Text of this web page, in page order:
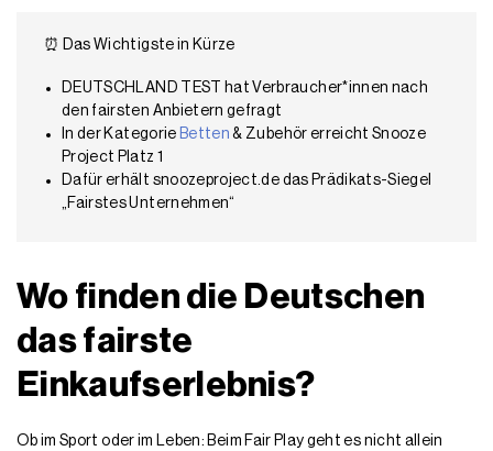
⏰ Das Wichtigste in Kürze
DEUTSCHLAND TEST hat Verbraucher*innen nach
den fairsten Anbietern gefragt
In der Kategorie Betten & Zubehör erreicht Snooze
Project Platz 1
Dafür erhält snoozeproject.de das Prädikats-Siegel
„Fairstes Unternehmen“
Wo finden die Deutschen
das fairste
Einkaufserlebnis?
Ob im Sport oder im Leben: Beim Fair Play geht es nicht allein